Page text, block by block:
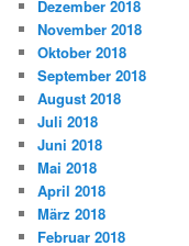
Dezember 2018
November 2018
Oktober 2018
September 2018
August 2018
Juli 2018
Juni 2018
Mai 2018
April 2018
März 2018
Februar 2018